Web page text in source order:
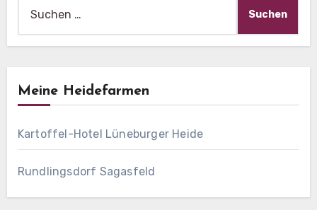
nach:
Meine Heidefarmen
Kartoffel-Hotel Lüneburger Heide
Rundlingsdorf Sagasfeld